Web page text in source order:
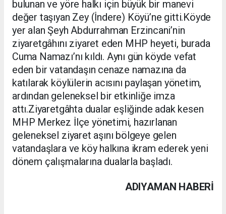
bulunan ve yöre halkı için büyük bir manevi
değer taşıyan Zey (İndere) Köyü’ne gitti.Köyde
yer alan Şeyh Abdurrahman Erzincani’nin
ziyaretgâhını ziyaret eden MHP heyeti, burada
Cuma Namazı’nı kıldı. Aynı gün köyde vefat
eden bir vatandaşın cenaze namazına da
katılarak köylülerin acısını paylaşan yönetim,
ardından geleneksel bir etkinliğe imza
attı.Ziyaretgâhta dualar eşliğinde adak kesen
MHP Merkez İlçe yönetimi, hazırlanan
geleneksel ziyaret aşını bölgeye gelen
vatandaşlara ve köy halkına ikram ederek yeni
dönem çalışmalarına dualarla başladı.
ADIYAMAN HABERİ